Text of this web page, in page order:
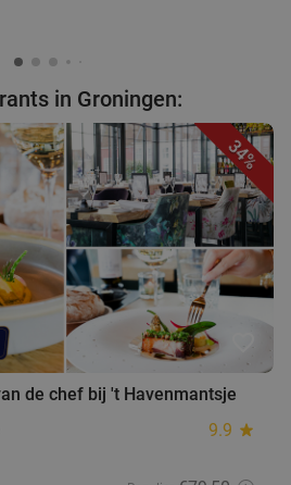
in Groningen:
34%
favorite_border
de chef bij 't Havenmantsje
9.9 star